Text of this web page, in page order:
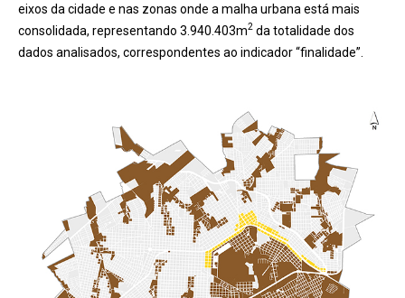
eixos da cidade e nas zonas onde a malha urbana está mais
consolidada, representando 3.940.403m2 da totalidade dos
dados analisados, correspondentes ao indicador “finalidade”.